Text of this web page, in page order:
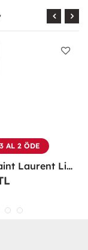
3 AL 2 ÖDE
Yves Saint Laurent Libre EDP 90 Ml Kadın Parfüm - YSLL